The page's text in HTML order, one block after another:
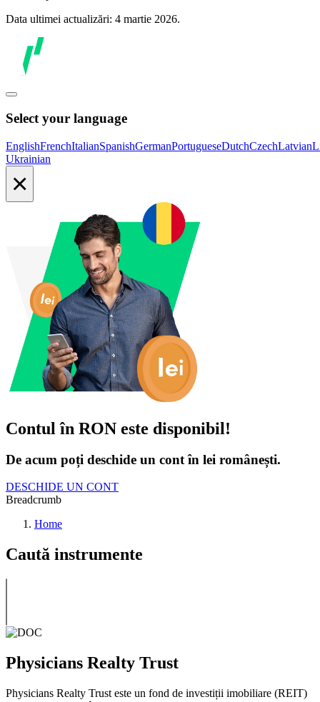
Data ultimei actualizări: 4 martie 2026.
Select your language
EnglishFrenchItalianSpanishGermanPortugueseDutchCzechLatvian
Ukrainian
×
Contul în RON este disponibil!
De acum poți deschide un cont în lei românești.
DESCHIDE UN CONT
Breadcrumb
Home
Caută instrumente
Physicians Realty Trust
Physicians Realty Trust este un fond de investiții imobiliare (REIT)